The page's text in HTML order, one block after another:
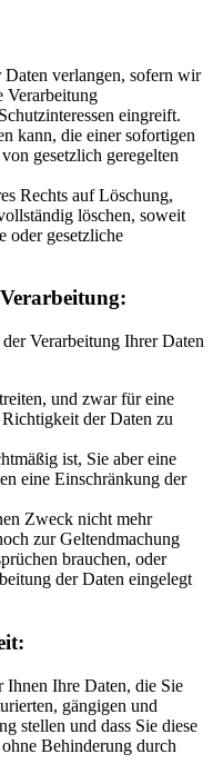
verlangen, sofern wir
Verarbeitung
eingreift.
kann, die einer sofortigen
gesetzlich geregelten
Rechts auf Löschung,
löschen, soweit
oder gesetzliche
Verarbeitung Ihrer Daten
und zwar für eine
der Daten zu
ist, Sie aber eine
eine Einschränkung der
Zweck nicht mehr
zur Geltendmachung
brauchen, oder
der Daten eingelegt
Ihnen Ihre Daten, die Sie
gängigen und
stellen und dass Sie diese
Behinderung durch